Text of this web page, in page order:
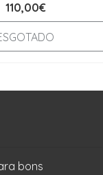
110,00€
bons